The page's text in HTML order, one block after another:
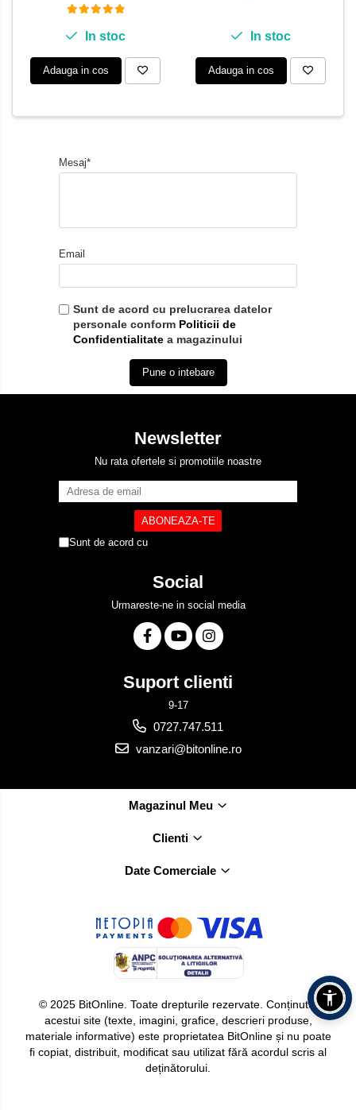
In stoc
Adauga in cos
In stoc
Adauga in cos
Mesaj*
Email
Sunt de acord cu prelucrarea datelor
personale conform Politicii de
Confidentialitate a magazinului
Pune o intebare
Newsletter
Nu rata ofertele si promotiile noastre
Sunt de acord cu
Social
Urmareste-ne in social media
Suport clienti
9-17
0727.747.511
vanzari@bitonline.ro
Magazinul Meu
Clienti
Date Comerciale
© 2025 BitOnline. Toate drepturile rezervate. Conținutul
acestui site (texte, imagini, grafice, descrieri produse,
materiale informative) este proprietatea BitOnline și nu poate
fi copiat, distribuit, modificat sau utilizat fără acordul scris al
deținătorului.